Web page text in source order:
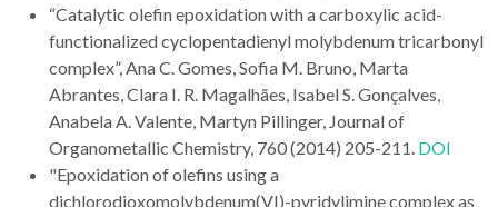
“Catalytic olefin epoxidation with a carboxylic acid-
functionalized cyclopentadienyl molybdenum tricarbonyl
complex”, Ana C. Gomes, Sofia M. Bruno, Marta
Abrantes, Clara I. R. Magalhães, Isabel S. Gonçalves,
Anabela A. Valente, Martyn Pillinger, Journal of
Organometallic Chemistry, 760 (2014) 205-211. DOI
"Epoxidation of olefins using a
dichlorodioxomolybdenum(VI)-pyridylimine complex as